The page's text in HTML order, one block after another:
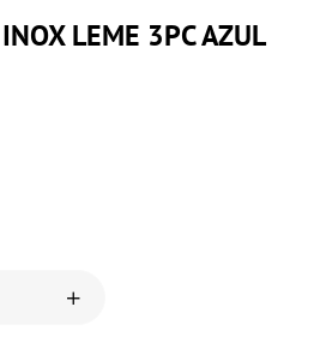
LEME 3PC AZUL